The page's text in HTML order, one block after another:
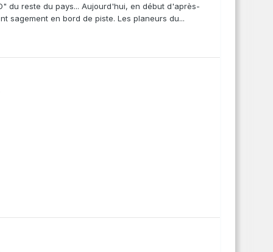
du reste du pays... Aujourd'hui, en début d'après-
sagement en bord de piste. Les planeurs du...